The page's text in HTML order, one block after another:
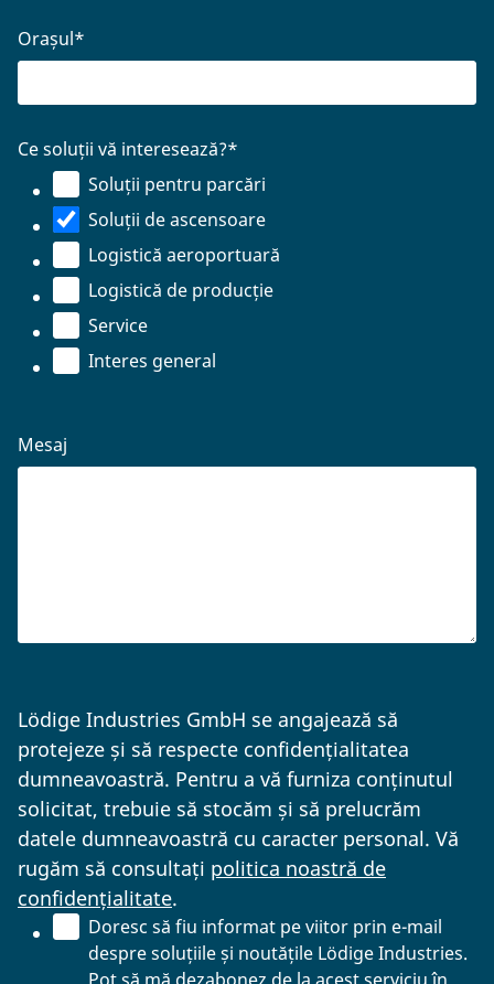
Orașul*
Ce soluții vă interesează?*
Soluții pentru parcări
Soluții de ascensoare
Logistică aeroportuară
Logistică de producție
Service
Interes general
Mesaj
Lödige Industries GmbH se angajează să
protejeze și să respecte confidențialitatea
dumneavoastră. Pentru a vă furniza conținutul
solicitat, trebuie să stocăm și să prelucrăm
datele dumneavoastră cu caracter personal. Vă
rugăm să consultați politica noastră de
confidențialitate.
Doresc să fiu informat pe viitor prin e-mail
despre soluțiile și noutățile Lödige Industries.
Pot să mă dezabonez de la acest serviciu în